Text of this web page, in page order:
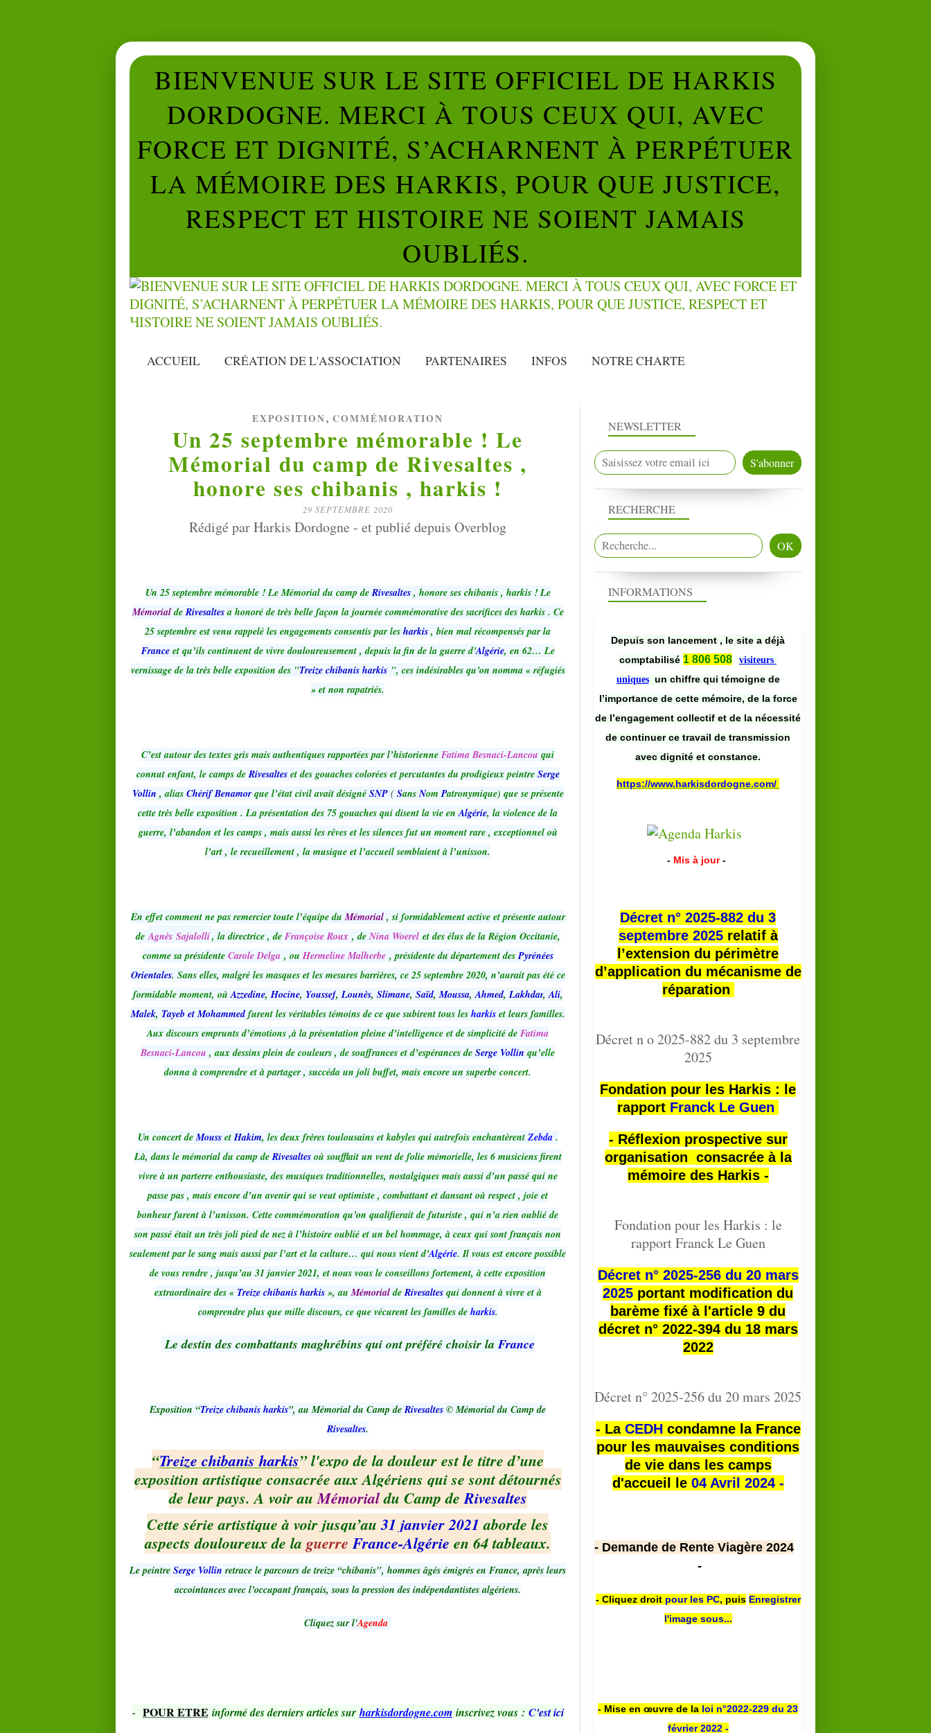
BIENVENUE SUR LE SITE OFFICIEL DE HARKIS
DORDOGNE. MERCI À TOUS CEUX QUI, AVEC
FORCE ET DIGNITÉ, S’ACHARNENT À PERPÉTUER
LA MÉMOIRE DES HARKIS, POUR QUE JUSTICE,
RESPECT ET HISTOIRE NE SOIENT JAMAIS
OUBLIÉS.
ACCUEIL CRÉATION DE L'ASSOCIATION PARTENAIRES INFOS NOTRE CHARTE
EXPOSITION, COMMÉMORATION
Un 25 septembre mémorable ! Le
Mémorial du camp de Rivesaltes ,
honore ses chibanis , harkis !
29 SEPTEMBRE 2020
Rédigé par Harkis Dordogne - et publié depuis Overblog
Un 25 septembre mémorable ! Le Mémorial du camp deRivesaltes, honore ses chibanis , harkis ! Le
MémorialdeRivesaltesa honoré de très belle façon la journée commémorative des sacrifices des harkis . Ce
25 septembre est venu rappelé les engagements consentis par les harkis , bien mal récompensés par la
Franceet qu’ils continuent de vivre douloureusement , depuis la fin de la guerre d’Algérie, en 62… Le
vernissage de la très belle exposition des "Treize chibanis harkis ", ces indésirables qu’on nomma « réfugiés
» et non rapatriés.
C’est autour des textes gris mais authentiques rapportées par l’historienne Fatima Besnaci-Lancou qui
connut enfant, le camps deRivesaltes et des gouaches colorées et percutantes du prodigieux peintre Serge
Vollin , alias Chérif Benamor que l’état civil avait désigné SNP ( SansNom Patronymique) que se présente
cette très belle exposition . La présentation des 75 gouaches qui disent la vie enAlgérie, la violence de la
guerre, l’abandon et les camps , mais aussi les rêves et les silences fut un moment rare , exceptionnel où
l’art , le recueillement , la musique et l’accueil semblaient à l’unisson.
En effet comment ne pas remercier toute l’équipe duMémorial, si formidablement active et présente autour
deAgnès Sajalolli, la directrice , de Françoise Roux, deNina Woerel et des élus de la Région Occitanie,
comme sa présidente Carole Delga , ouHermeline Malherbe , présidente du département desPyrénées
Orientales. Sans elles, malgré les masques et les mesures barrières, ce 25 septembre 2020, n’aurait pas été ce
formidable moment, oùAzzedine,Hocine, Youssef,Lounès, Slimane, Saïd,Moussa, Ahmed, Lakhdar, Ali,
Malek, Tayeb et Mohammedfurent les véritables témoins de ce que subirent tous les harkiset leurs familles.
Aux discours emprunts d’émotions ,à la présentation pleine d’intelligence et de simplicité de Fatima
Besnaci-Lancou , aux dessins plein de couleurs , de souffrances et d’espérances de Serge Vollin qu’elle
donna à comprendre et à partager , succéda un joli buffet, mais encore un superbe concert.
Un concert deMoussetHakim, les deux frères toulousains et kabyles qui autrefois enchantèrent Zebda.
Là, dans le mémorial du camp deRivesaltesoù soufflait un vent de folie mémorielle, les 6 musiciens firent
vivre à un parterre enthousiaste, des musiques traditionnelles, nostalgiques mais aussi d’un passé qui ne
passe pas , mais encore d’un avenir qui se veut optimiste , combattant et dansant où respect , joie et
bonheur furent à l’unisson. Cette commémoration qu’on qualifierait de futuriste , qui n’a rien oublié de
son passé était un très joli pied de nez à l’histoire oublié et un bel hommage, à ceux qui sont français non
seulement par le sang mais aussi par l’art et la culture… qui nous vient d’Algérie. Il vous est encore possible
de vous rendre , jusqu’au 31 janvier 2021, et nous vous le conseillons fortement, à cette exposition
extraordinaire des «Treize chibanis harkis», auMémorialdeRivesaltesqui donnent à vivre et à
comprendre plus que mille discours, ce que vécurent les familles de harkis.
Le destin des combattants maghrébins qui ont préféré choisir laFrance
Exposition “Treize chibanis harkis”, au Mémorial du Camp deRivesaltes © Mémorial du Camp de
Rivesaltes.
“Treize chibanis harkis” l'expo de la douleur est le titre d’une
exposition artistique consacrée aux Algériens qui se sont détournés
de leur pays. A voir auMémorialdu Camp deRivesaltes
Cette série artistique à voir jusqu’au31 janvier 2021 aborde les
aspects douloureux de la guerre France-Algérie en 64 tableaux.
Le peintre Serge Vollin retrace le parcours de treize “chibanis", hommes âgés émigrés en France, après leurs
accointances avec l’occupant français, sous la pression des indépendantistes algériens.
Cliquez sur l'Agenda
- POUR ETRE informé des derniers articles sur harkisdordogne.com inscrivez vous : C'est ici
NEWSLETTER
RECHERCHE
INFORMATIONS
Depuis son lancement , le site a déjà
comptabilisé 1 806 508
visiteurs
uniques un chiffre qui témoigne de
l’importance de cette mémoire, de la force
de l’engagement collectif et de la nécessité
de continuer ce travail de transmission
avec dignité et constance.
https://www.harkisdordogne.com/
- Mis à jour -
Décret n° 2025-882 du 3
septembre 2025relatif à
l’extension du périmètre
d’application du mécanisme de
réparation
Décret n o 2025-882 du 3 septembre
2025
Fondation pour les Harkis : le
rapport Franck Le Guen
- Réflexion prospective sur
organisation consacrée à la
mémoire des Harkis -
Fondation pour les Harkis : le
rapport Franck Le Guen
Décret n° 2025-256 du 20 mars
2025 portant modification du
barème fixé à l'article 9 du
décret n° 2022-394 du 18 mars
2022
Décret n° 2025-256 du 20 mars 2025
- La CEDHcondamne la France
pour les mauvaises conditions
de vie dans les camps
d'accueil le 04 Avril 2024 -
- Demande de Rente Viagère 2024
-
- Cliquez droit pour les PC, puis Enregistrer
l'image sous...
- Mise en œuvre de la loi n°2022-229 du 23
février 2022 -